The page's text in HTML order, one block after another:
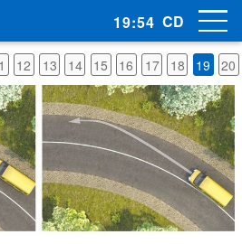
12 13 14 15 16 17 18 19 20
19:53 CD